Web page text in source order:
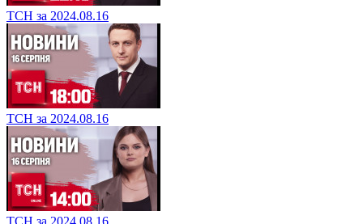
ТСН за 2024.08.16
ТСН за 2024.08.16
ТСН за 2024.08.16